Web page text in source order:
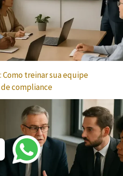
treinar sua equipe
compliance